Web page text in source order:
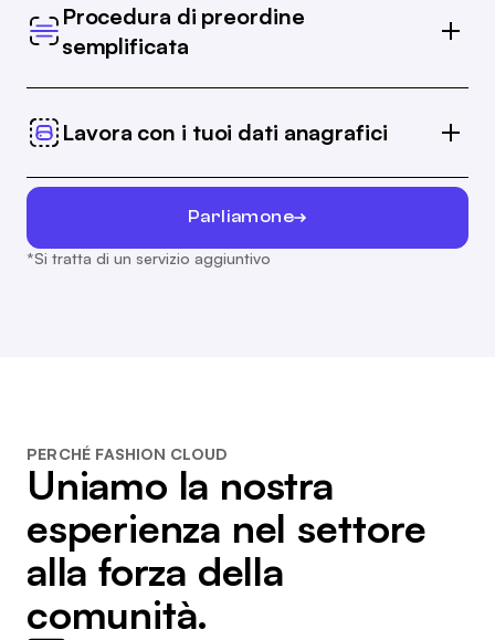
Procedura di preordine
semplificata
invece di inserirli manualmente.
Lavora con i tuoi dati anagrafici
dispongono di integrazioni standard con
OrderWriter.
Parliamone
*Si tratta di un servizio aggiuntivo
PERCHÉ FASHION CLOUD
Uniamo la nostra
esperienza nel settore
alla forza della
comunità.